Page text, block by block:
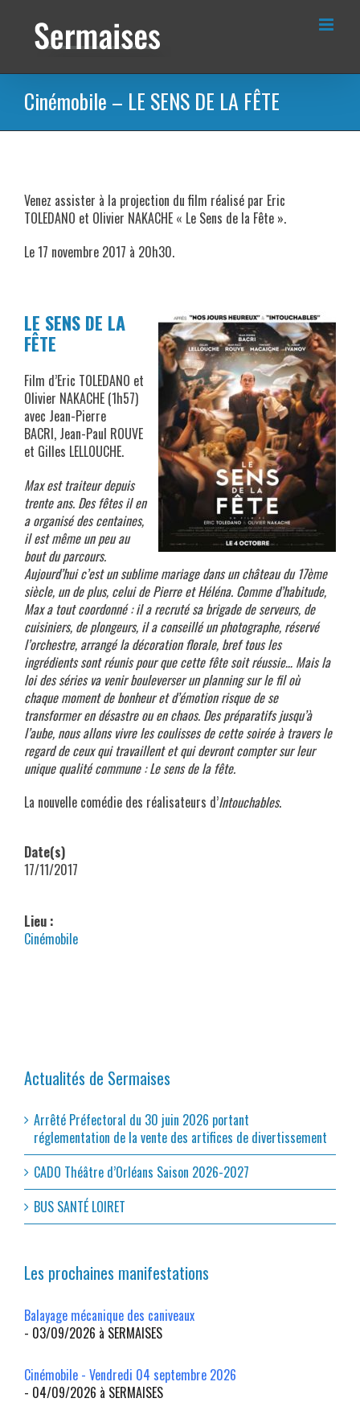
contenu
Cinémobile – LE SENS DE LA FÊTE
Venez assister à la projection du film réalisé par Eric
TOLEDANO et Olivier NAKACHE « Le Sens de la Fête ».
Le 17 novembre 2017 à 20h30.
LE SENS DE LA
FÊTE
Film d’Eric TOLEDANO et
Olivier NAKACHE (1h57)
avec Jean-Pierre
BACRI, Jean-Paul ROUVE
et Gilles LELLOUCHE.
Max est traiteur depuis
trente ans. Des fêtes il en
a organisé des centaines,
il est même un peu au
bout du parcours.
Aujourd’hui c’est un sublime mariage dans un château du 17ème
siècle, un de plus, celui de Pierre et Héléna. Comme d’habitude,
Max a tout coordonné : il a recruté sa brigade de serveurs, de
cuisiniers, de plongeurs, il a conseillé un photographe, réservé
l’orchestre, arrangé la décoration florale, bref tous les
ingrédients sont réunis pour que cette fête soit réussie… Mais la
loi des séries va venir bouleverser un planning sur le fil où
chaque moment de bonheur et d’émotion risque de se
transformer en désastre ou en chaos. Des préparatifs jusqu’à
l’aube, nous allons vivre les coulisses de cette soirée à travers le
regard de ceux qui travaillent et qui devront compter sur leur
unique qualité commune : Le sens de la fête.
La nouvelle comédie des réalisateurs d’Intouchables.
Date(s)
17/11/2017
Lieu :
Cinémobile
Actualités de Sermaises
Arrêté Préfectoral du 30 juin 2026 portant
réglementation de la vente des artifices de divertissement
CADO Théâtre d’Orléans Saison 2026-2027
BUS SANTÉ LOIRET
Les prochaines manifestations
Balayage mécanique des caniveaux
- 03/09/2026 à SERMAISES
Cinémobile - Vendredi 04 septembre 2026
- 04/09/2026 à SERMAISES